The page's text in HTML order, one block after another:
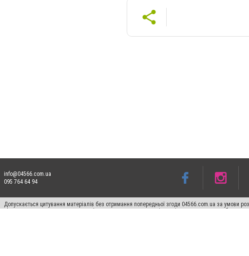
info@04566.com.ua
095 764 64 94
Допускається цитування матеріалів без отримання попередньої згоди 04566.com.ua за умови
відкритого для пошукових систем гіперпосилання на цитовані статті не нижче другого абзацу